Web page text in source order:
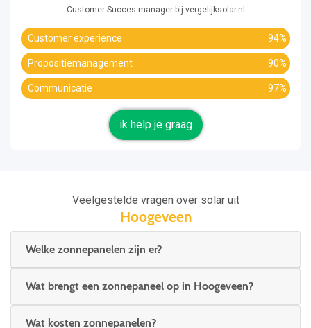
Customer Succes manager bij vergelijksolar.nl
Customer experience 94%
Propositiemanagement 90%
Communicatie 97%
ik help je graag
Veelgestelde vragen over solar uit
Hoogeveen
Welke zonnepanelen zijn er?
Wat brengt een zonnepaneel op in Hoogeveen?
Wat kosten zonnepanelen?